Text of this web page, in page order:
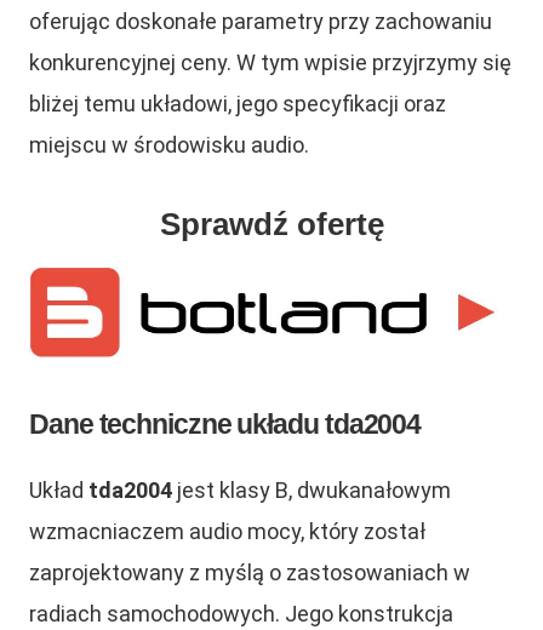
oferując doskonałe parametry przy zachowaniu
konkurencyjnej ceny. W tym wpisie przyjrzymy się
bliżej temu układowi, jego specyfikacji oraz
miejscu w środowisku audio.
Sprawdź ofertę
Dane techniczne układu tda2004
Układ tda2004 jest klasy B, dwukanałowym
wzmacniaczem audio mocy, który został
zaprojektowany z myślą o zastosowaniach w
radiach samochodowych. Jego konstrukcja